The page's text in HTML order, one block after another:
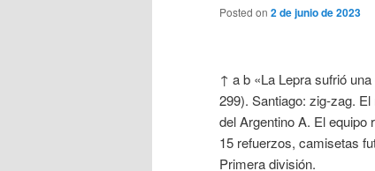
Posted on 2 de junio de 2023
↑ a b «La Lepra sufrió
299). Santiago: zig-zag.
del Argentino A. El equipo
15 refuerzos, camisetas
Primera división.